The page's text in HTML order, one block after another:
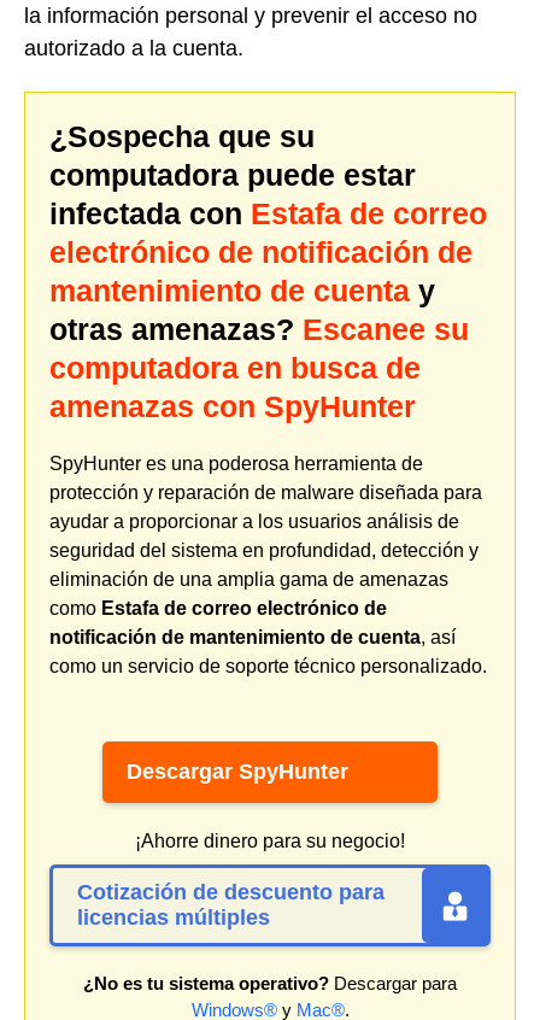
la información personal y prevenir el acceso no
autorizado a la cuenta.
¿Sospecha que su
computadora puede estar
infectada con Estafa de correo
electrónico de notificación de
mantenimiento de cuenta y
otras amenazas? Escanee su
computadora en busca de
amenazas con SpyHunter
SpyHunter es una poderosa herramienta de
protección y reparación de malware diseñada para
ayudar a proporcionar a los usuarios análisis de
seguridad del sistema en profundidad, detección y
eliminación de una amplia gama de amenazas
como Estafa de correo electrónico de
notificación de mantenimiento de cuenta, así
como un servicio de soporte técnico personalizado.
Descargar SpyHunter
¡Ahorre dinero para su negocio!
Cotización de descuento para
licencias múltiples
¿No es tu sistema operativo? Descargar para
Windows®y Mac®.